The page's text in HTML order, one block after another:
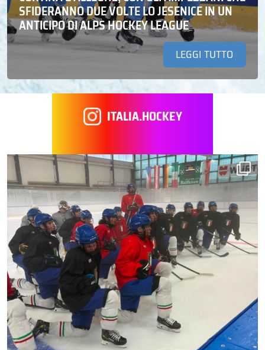
SFIDERANNO DUE VOLTE LO JESENICE IN UN
ANTICIPO DI ALPS HOCKEY LEAGUE
LEGGI TUTTO
ITALIA.HOCKEY